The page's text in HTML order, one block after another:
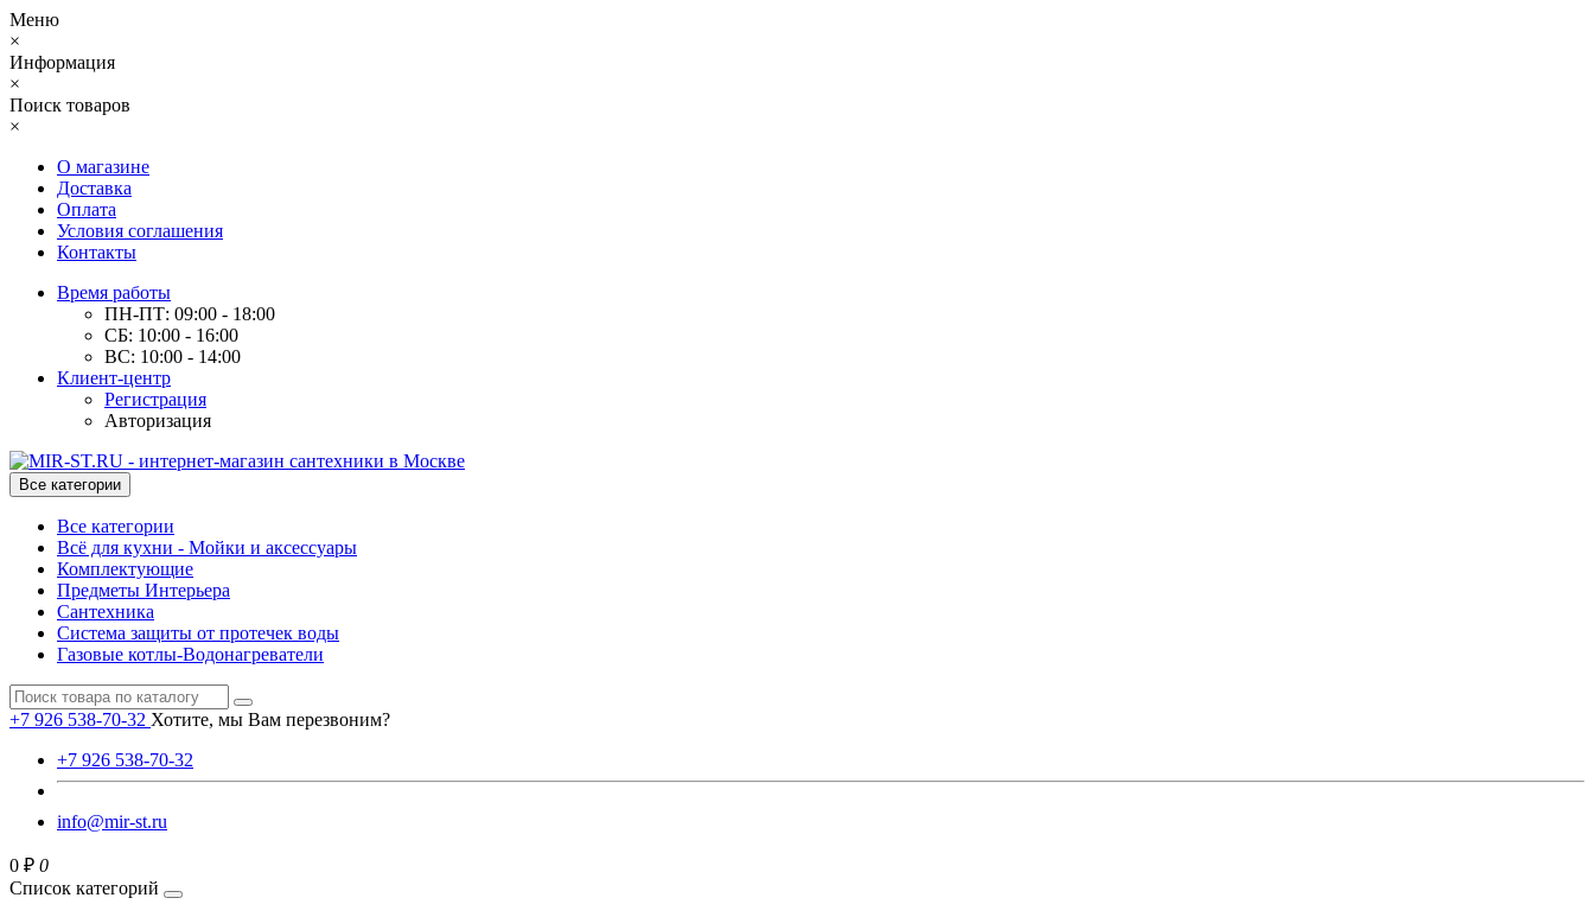
Меню
×
Информация
×
Поиск товаров
×
О магазине
Доставка
Оплата
Условия соглашения
Контакты
Время работы
ПН-ПТ: 09:00 - 18:00
СБ: 10:00 - 16:00
ВС: 10:00 - 14:00
Клиент-центр
Регистрация
Авторизация
Все категории
Все категории
Всё для кухни - Мойки и аксессуары
Комплектующие
Предметы Интерьера
Сантехника
Система защиты от протечек воды
Газовые котлы-Водонагреватели
+7 926 538-70-32 Хотите, мы Вам перезвоним?
+7 926 538-70-32
info@mir-st.ru
0 ₽ 0
Список категорий